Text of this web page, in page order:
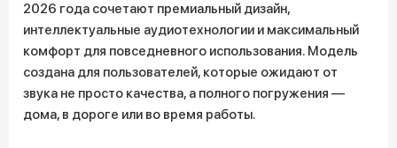
2026 года сочетают премиальный дизайн,
интеллектуальные аудиотехнологии и максимальный
комфорт для повседневного использования. Модель
создана для пользователей, которые ожидают от
звука не просто качества, а полного погружения —
дома, в дороге или во время работы.